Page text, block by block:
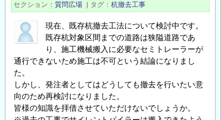
セクション
質問広場 | タグ 杭撤去工事
現在、既存杭撤去工法について検討中です。
既存杭対象区間までの道路は狭隘道路であ
り、施工機械搬入に必要なセミトレーラーが
通行できないため施工は不可という結論になりまし
た。
しかし、発注者としてはどうしても撤去を行いたい意
向のため再検討になりました。
皆様の知識を拝借させていただけないでしょうか。